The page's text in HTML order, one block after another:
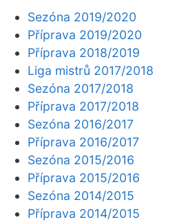
Sezóna 2019/2020
Příprava 2019/2020
Příprava 2018/2019
Liga mistrů 2017/2018
Sezóna 2017/2018
Příprava 2017/2018
Sezóna 2016/2017
Příprava 2016/2017
Sezóna 2015/2016
Příprava 2015/2016
Sezóna 2014/2015
Příprava 2014/2015